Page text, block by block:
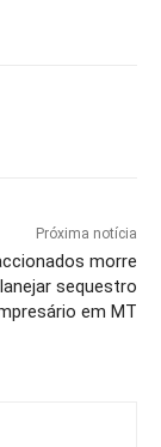
Próxima notícia
morre
sequestro
em MT